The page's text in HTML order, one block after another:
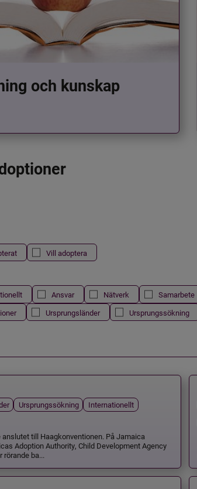
och kunskap
Vill adoptera
Ansvar Nätverk Samarbete
Ursprungsländer Ursprungssökning
Ursprungssökning
Internationellt
till Haagkonventionen. På Jamaica
Adoption Authority, Child Development Agency
rörande ba...